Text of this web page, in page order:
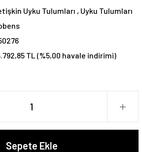
Uyku Tulumları , Uyku Tulumları
TL (%5,00 havale indirimi)
Sepete Ekle